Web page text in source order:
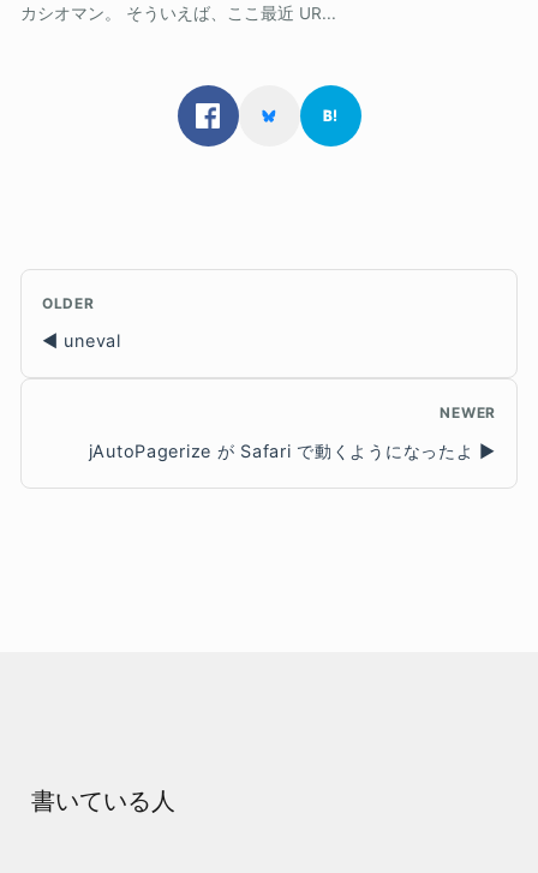
カシオマン。 そういえば、ここ最近 UR...
OLDER
uneval
NEWER
jAutoPagerize が Safari で動くようになったよ
書いている人